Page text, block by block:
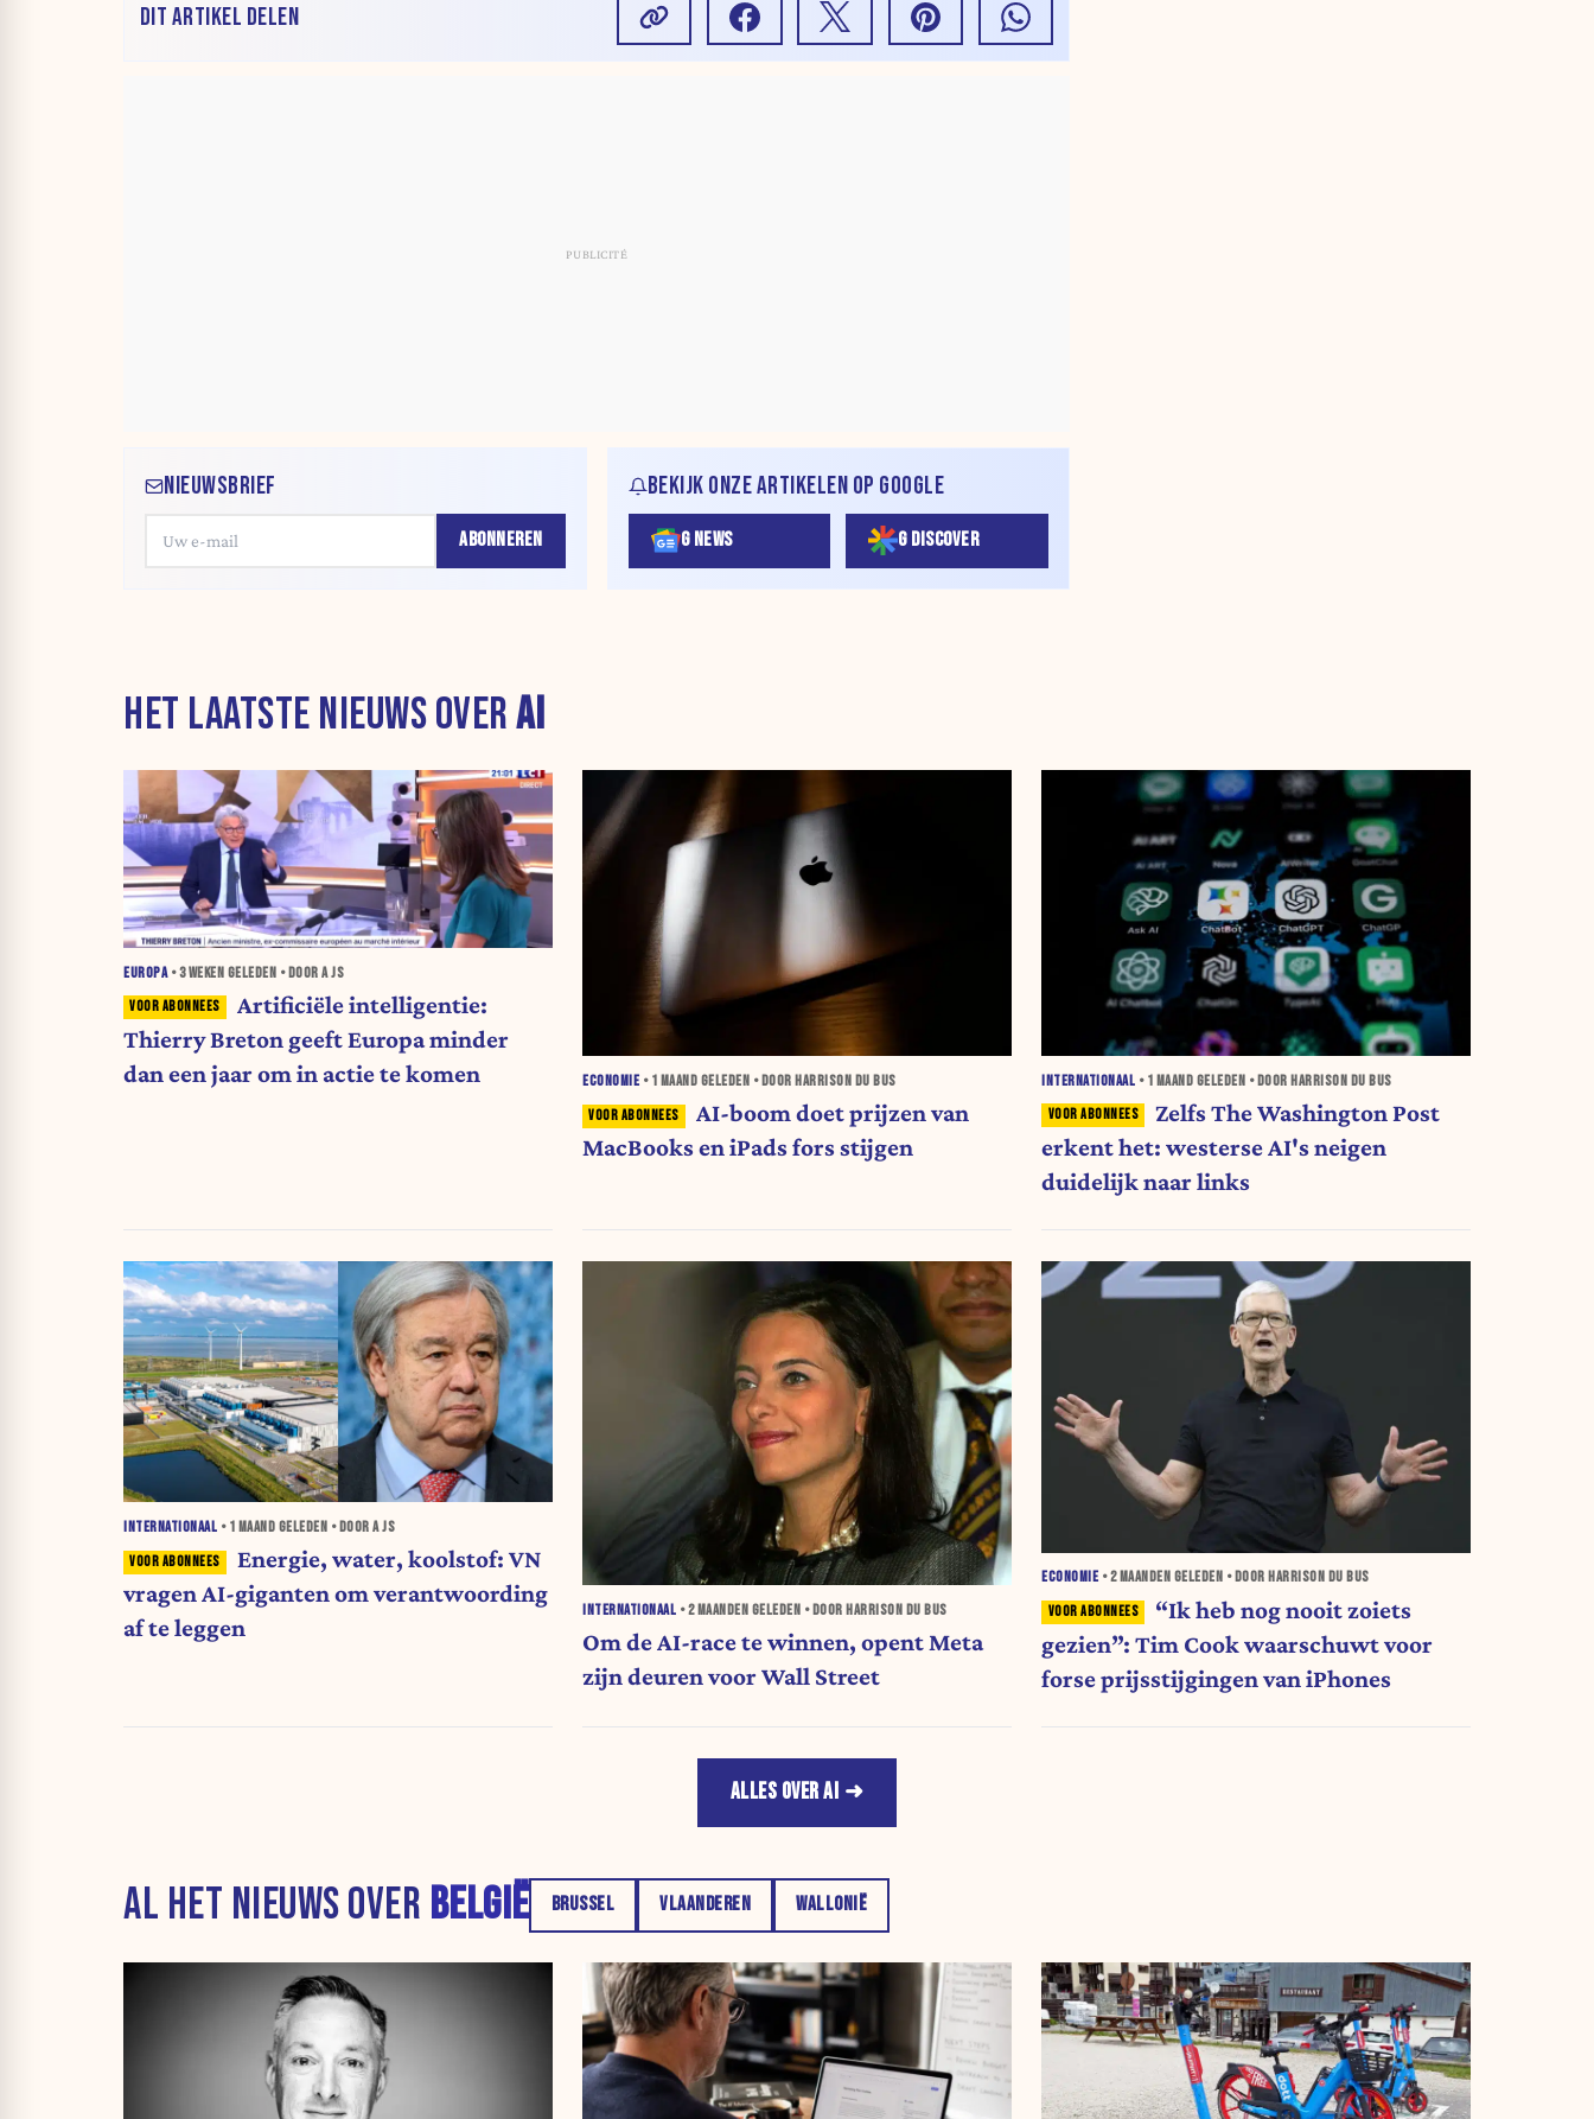
DIT ARTIKEL DELEN
NIEUWSBRIEF
ABONNEREN
BEKIJK ONZE ARTIKELEN OP GOOGLE
G NEWS G DISCOVER
HET LAATSTE NIEUWS OVERAI
EUROPA•3 WEKEN GELEDEN • DOOR A JS
Artificiële intelligentie:
Thierry Breton geeft Europa minder
dan een jaar om in actie te komen
ECONOMIE • 1 MAAND GELEDEN • DOOR HARRISON DU BUS
AI-boom doet prijzen van
MacBooks en iPads fors stijgen
INTERNATIONAAL • 1 MAAND GELEDEN • DOOR HARRISON DU BUS
Zelfs The Washington Post
erkent het: westerse AI's neigen
duidelijk naar links
INTERNATIONAAL • 1 MAAND GELEDEN • DOOR A JS
Energie, water, koolstof: VN
vragen AI-giganten om verantwoording
af te leggen
INTERNATIONAAL •2 MAANDEN GELEDEN • DOOR HARRISON DU BUS
Om de AI-race te winnen, opent Meta
zijn deuren voor Wall Street
ECONOMIE •2 MAANDEN GELEDEN • DOOR HARRISON DU BUS
“Ik heb nog nooit zoiets
gezien”: Tim Cook waarschuwt voor
forse prijsstijgingen van iPhones
ALLES OVER AI
AL HET NIEUWS OVER BELGIË BRUSSEL VLAANDEREN WALLONIË